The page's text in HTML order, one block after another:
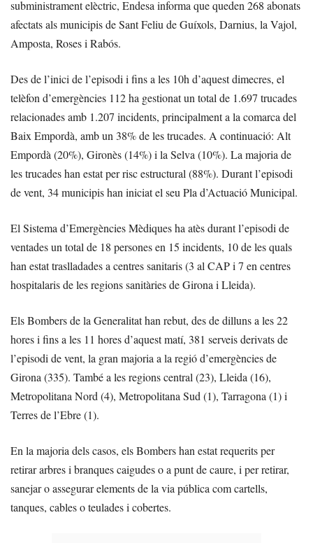
subministrament elèctric, Endesa informa que queden 268 abonats
afectats als municipis de Sant Feliu de Guíxols, Darnius, la Vajol,
Amposta, Roses i Rabós.
Des de l’inici de l’episodi i fins a les 10h d’aquest dimecres, el
telèfon d’emergències 112 ha gestionat un total de 1.697 trucades
relacionades amb 1.207 incidents, principalment a la comarca del
Baix Empordà, amb un 38% de les trucades. A continuació: Alt
Empordà (20%), Gironès (14%) i la Selva (10%). La majoria de
les trucades han estat per risc estructural (88%). Durant l’episodi
de vent, 34 municipis han iniciat el seu Pla d’Actuació Municipal.
El Sistema d’Emergències Mèdiques ha atès durant l’episodi de
ventades un total de 18 persones en 15 incidents, 10 de les quals
han estat traslladades a centres sanitaris (3 al CAP i 7 en centres
hospitalaris de les regions sanitàries de Girona i Lleida).
Els Bombers de la Generalitat han rebut, des de dilluns a les 22
hores i fins a les 11 hores d’aquest matí, 381 serveis derivats de
l’episodi de vent, la gran majoria a la regió d’emergències de
Girona (335). També a les regions central (23), Lleida (16),
Metropolitana Nord (4), Metropolitana Sud (1), Tarragona (1) i
Terres de l’Ebre (1).
En la majoria dels casos, els Bombers han estat requerits per
retirar arbres i branques caigudes o a punt de caure, i per retirar,
sanejar o assegurar elements de la via pública com cartells,
tanques, cables o teulades i cobertes.